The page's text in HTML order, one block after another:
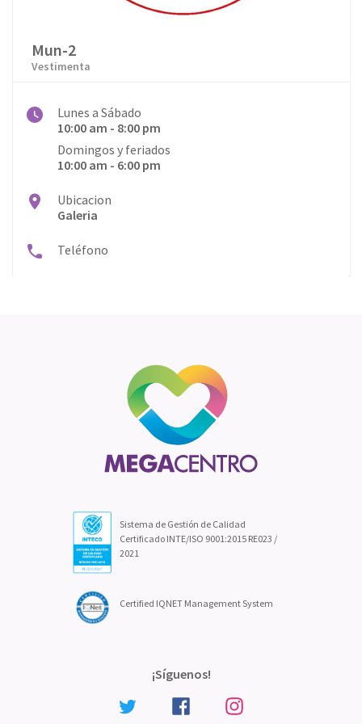
Mun-2
Vestimenta
Lunes a Sábado
10:00 am - 8:00 pm
Domingos y feriados
10:00 am - 6:00 pm
Ubicacion
Galeria
Teléfono
Sistema de Gestión de Calidad
Certificado INTE/ISO 9001:2015 RE023 /
2021
Certified IQNET Management System
¡Síguenos!